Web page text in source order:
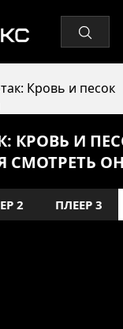
Кровь и песок
КРОВЬ И
СМОТРЕТЬ
2 ПЛЕЕР 3